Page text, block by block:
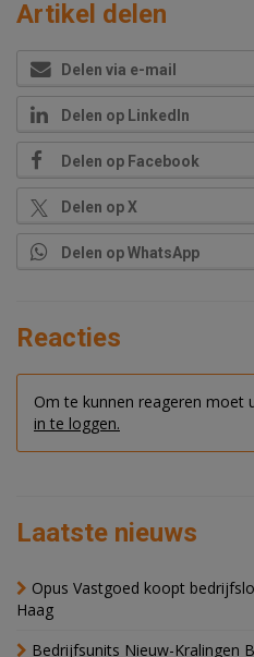
Artikel delen
Delen via e-mail
Delen op LinkedIn
Delen op Facebook
Delen op X
Delen op WhatsApp
Reacties
Om te kunnen reageren moet
in te loggen.
Laatste nieuws
Opus Vastgoed koopt
Haag
Bedrijfsunits Nieuw-Kralingen